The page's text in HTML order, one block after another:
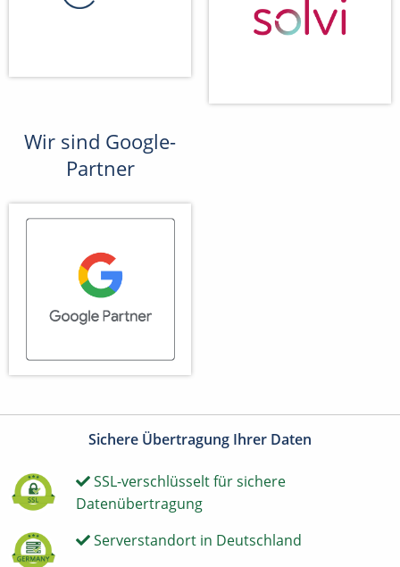
Wir sind Google-
Partner
Sichere Übertragung Ihrer Daten
SSL-verschlüsselt für sichere
Datenübertragung
Serverstandort in Deutschland